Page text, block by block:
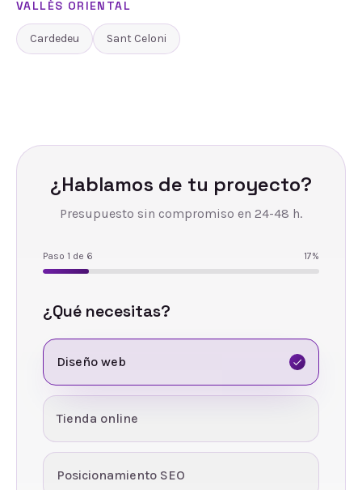
VALLÈS ORIENTAL
Cardedeu Sant Celoni
¿Hablamos de tu proyecto?
Presupuesto sin compromiso en 24-48 h.
Paso 1 de 6 17%
¿Qué necesitas?
Diseño web
Tienda online
Posicionamiento SEO